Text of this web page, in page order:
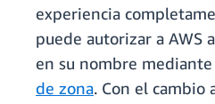
experiencia
puede autorizar a AWS
en su nombre
de zona. Con el cambio